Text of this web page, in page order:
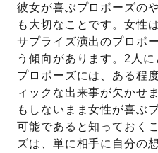
彼女が喜ぶプロポーズの
も大切なことです。女性
サプライズ演出のプロポ
う傾向があります。2人
プロポーズには、ある程
ィックな出来事が欠かせ
もしないまま女性が喜ぶ
可能であると知っておく
ズは、単に相手に自分の